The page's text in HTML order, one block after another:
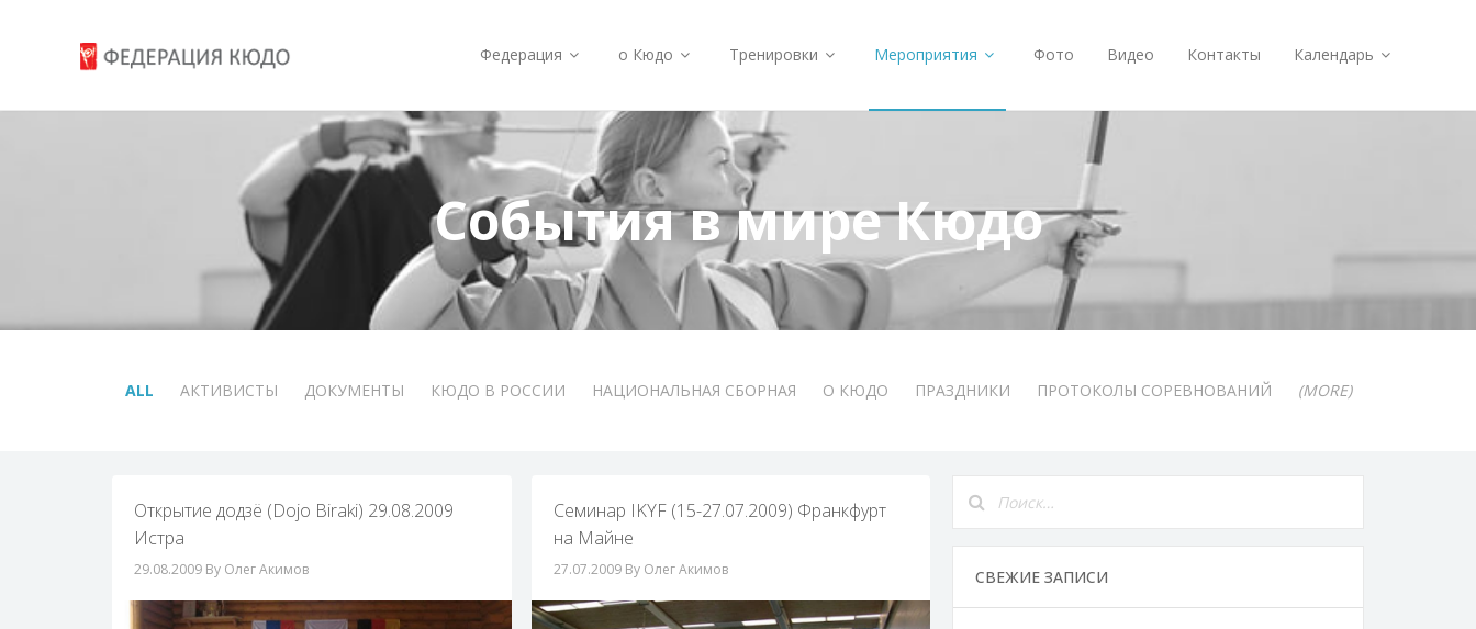
Федерация о Кюдо Тренировки Мероприятия Фото Видео Контакты Календарь
События в мире Кюдо
ALL АКТИВИСТЫ ДОКУМЕНТЫ КЮДО В РОССИИ НАЦИОНАЛЬНАЯ СБОРНАЯ О КЮДО ПРАЗДНИКИ ПРОТОКОЛЫ СОРЕВНОВАНИЙ (MORE)
Открытие додзё (Dojo Biraki) 29.08.2009
Истра
29.08.2009 By Олег Акимов
Семинар IKYF (15-27.07.2009) Франкфурт
на Майне
27.07.2009 By Олег Акимов СВЕЖИЕ ЗАПИСИ